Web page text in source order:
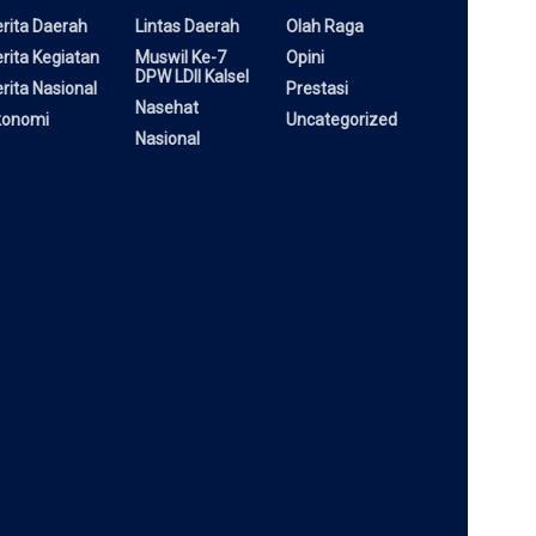
Daerah
Kegiatan
Nasional
Lintas Daerah
Muswil Ke-7
DPW LDII Kalsel
Nasehat
Nasional
Olah Raga
Opini
Prestasi
Uncategorized